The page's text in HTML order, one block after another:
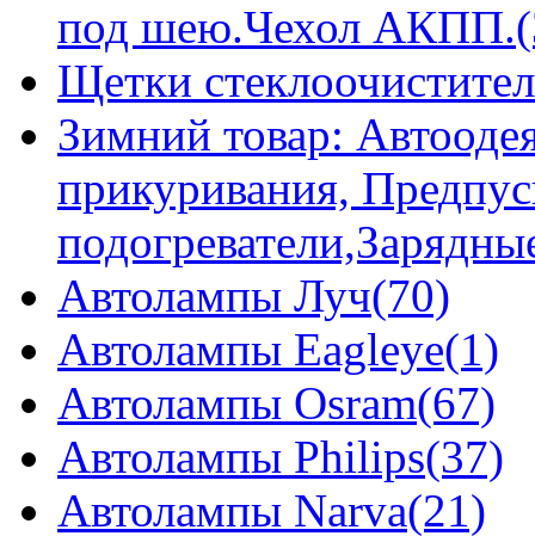
под шею.Чехол
Щетки
Зимний товар:
прикуривания,
Автолампы Луч(70)
Автолампы Eagleye(1)
Автолампы Osram(67)
Автолампы Philips(37)
Автолампы Narva(21)